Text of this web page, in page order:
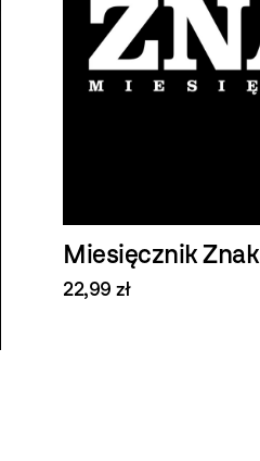
Miesięcznik Znak
22,99 zł